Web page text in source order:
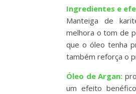
Ingredientes e
Manteiga de
melhora o tom de
que o óleo tenha
também reforça o
Óleo de Argan:
um efeito